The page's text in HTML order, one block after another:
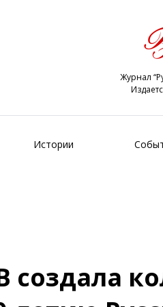
Журнал
Истории
создала